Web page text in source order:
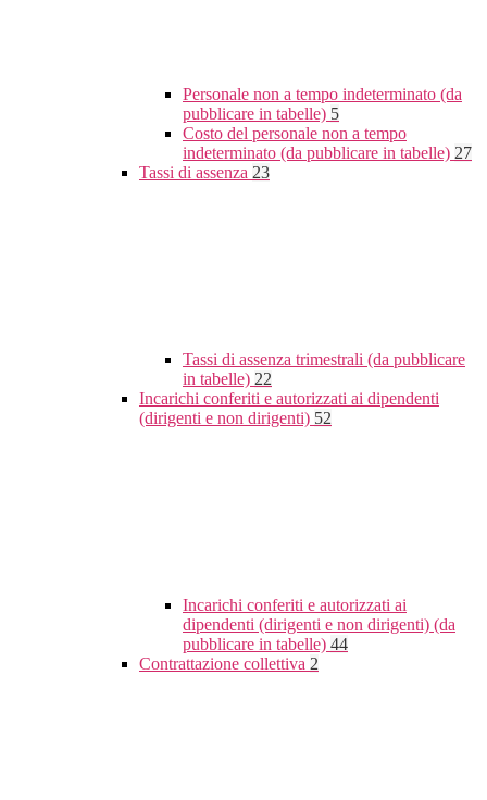
Personale non a tempo indeterminato (da
pubblicare in tabelle) 5
Costo del personale non a tempo
indeterminato (da pubblicare in tabelle) 27
Tassi di assenza 23
Tassi di assenza trimestrali (da pubblicare
in tabelle) 22
Incarichi conferiti e autorizzati ai dipendenti
(dirigenti e non dirigenti) 52
Incarichi conferiti e autorizzati ai
dipendenti (dirigenti e non dirigenti) (da
pubblicare in tabelle) 44
Contrattazione collettiva 2